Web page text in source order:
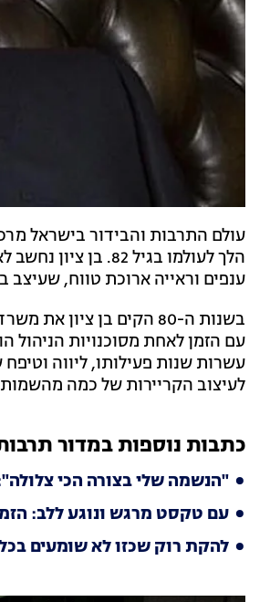
עולם התרבות והבידור בישראל
הלך לעולמו בגיל
ענפים וראייה ארוכת טווח,
עם הזמן לאחת מסוכנויות הניהול
עשרות שנות פעילותו, ליווה
לעיצוב הקריירות של כמה
כתבות נוספות במדור
"הנשמה שלי בצורה הכי
עם טקסט מרגש ונוגע ללב:
להקת רוק שכזו לא שומעים